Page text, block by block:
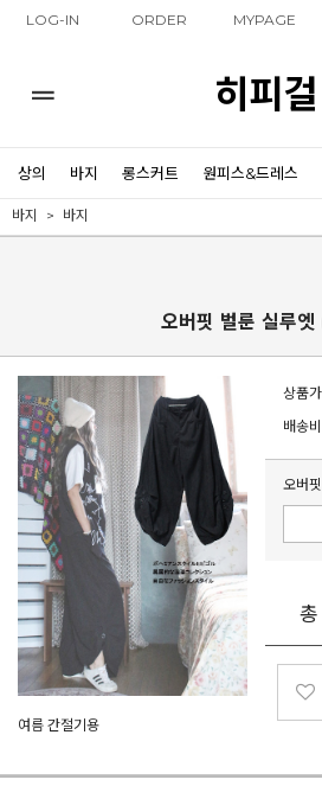
LOG-IN ORDER MYPAGE
히피걸
상의 바지 롱스커트 원피스&드레스
바지 바지
오버핏 벌룬 실루엣
여름 간절기용
상품가
배송비
오버
총